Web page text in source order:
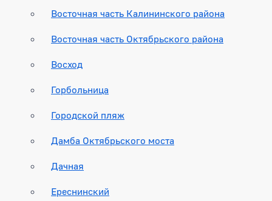
Восточная часть Калининского района
Восточная часть Октябрьского района
Восход
Горбольница
Городской пляж
Дамба Октябрьского моста
Дачная
Ереснинский